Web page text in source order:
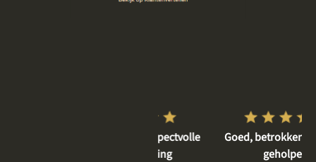
Goed, betrokken en rustig